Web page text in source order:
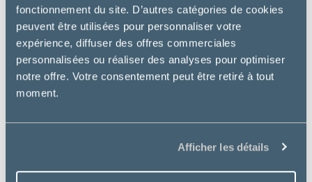
fonctionnement du site. D’autres catégories de cookies
peuvent être utilisées pour personnaliser votre
expérience, diffuser des offres commerciales
personnalisées ou réaliser des analyses pour optimiser
notre offre. Votre consentement peut être retiré à tout
moment.
Afficher les détails
DESCRIPTION
VeggieDent permet de lutter contre les problèmes
dentaires tout en faisant plaisir à son animal. Ces
lamelles à mâcher végétales très appétentes ont